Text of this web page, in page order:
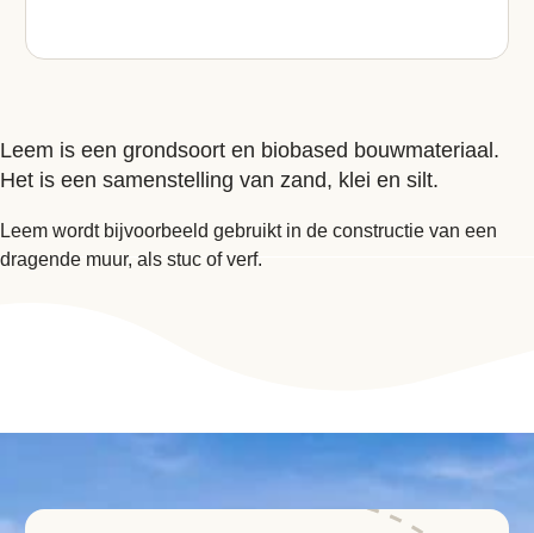
Leem is een grondsoort en biobased bouwmateriaal.
Het is een samenstelling van zand, klei en silt.
Leem wordt bijvoorbeeld gebruikt in de constructie van een
dragende muur, als stuc of verf.